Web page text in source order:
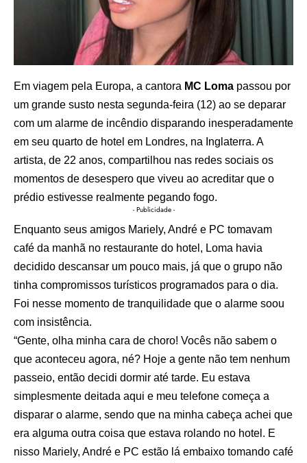
Em viagem pela Europa, a cantora MC Loma passou por
um grande susto nesta segunda-feira (12) ao se deparar
com um alarme de incêndio disparando inesperadamente
em seu quarto de hotel em Londres, na Inglaterra. A
artista, de 22 anos, compartilhou nas redes sociais os
momentos de desespero que viveu ao acreditar que o
prédio estivesse realmente pegando fogo.
- Publicidade -
Enquanto seus amigos Mariely, André e PC tomavam
café da manhã no restaurante do hotel, Loma havia
decidido descansar um pouco mais, já que o grupo não
tinha compromissos turísticos programados para o dia.
Foi nesse momento de tranquilidade que o alarme soou
com insistência.
“Gente, olha minha cara de choro! Vocês não sabem o
que aconteceu agora, né? Hoje a gente não tem nenhum
passeio, então decidi dormir até tarde. Eu estava
simplesmente deitada aqui e meu telefone começa a
disparar o alarme, sendo que na minha cabeça achei que
era alguma outra coisa que estava rolando no hotel. E
nisso Mariely, André e PC estão lá embaixo tomando café